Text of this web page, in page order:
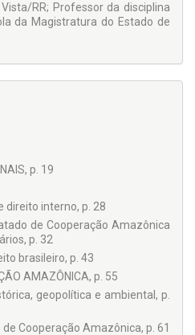
RR; Professor da disciplina
da Magistratura do Estado de
p. 19
direito interno, p. 28
de Cooperação Amazônica
p. 32
brasileiro, p. 43
AMAZÔNICA, p. 55
geopolítica e ambiental, p.
Cooperação Amazônica, p. 61